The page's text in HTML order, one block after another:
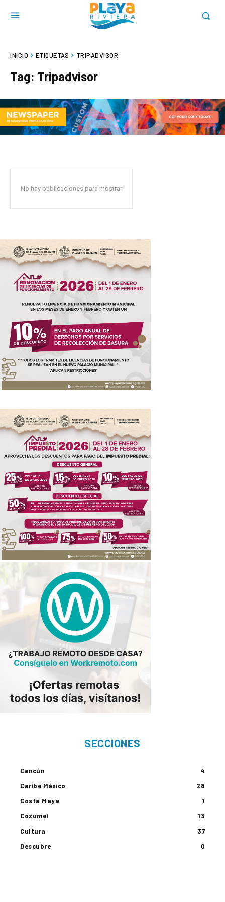
INICIO ETIQUETAS TRIPADVISOR
Tag: Tripadvisor
No hay publicaciones para mostrar
SECCIONES
Cancún
4
Caribe México
28
Costa Maya
1
Cozumel
13
Cultura
37
Descubre
0